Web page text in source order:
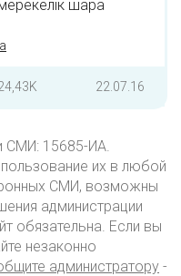
шара
22.07.16
СМИ: 15685-ИА.
их в любой
СМИ, возможны
администрации
обязательна. Если вы
незаконно
администратору -